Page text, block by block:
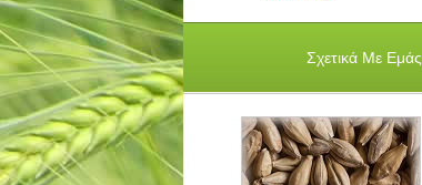
Σχετικά Με Εμάς